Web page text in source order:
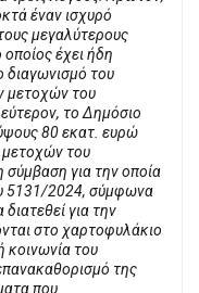
έναν ισχυρό
μεγαλύτερους
έχει ήδη
διαγωνισμό του
μετοχών του
το Δημόσιο
80 εκατ. ευρώ
του
σύμβαση για την οποία
5131/2024, σύμφωνα
για την
στο χαρτοφυλάκιο
κοινωνία του
της
που